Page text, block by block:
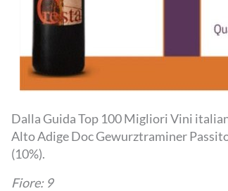
Dalla Guida Top 100 Migliori Vini
Alto Adige Doc Gewurztraminer
(10%).
Fiore: 9